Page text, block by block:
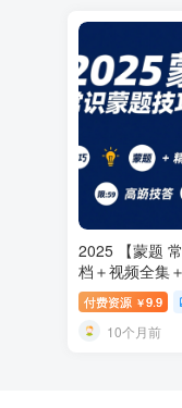
2025 【蒙题
档＋视频全集
蒙题技巧合集
项蒙题大法，
付费资源 ￥9.9
10个月前